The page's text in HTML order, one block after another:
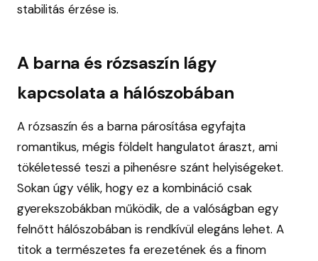
stabilitás érzése is.
A barna és rózsaszín lágy
kapcsolata a hálószobában
A rózsaszín és a barna párosítása egyfajta
romantikus, mégis földelt hangulatot áraszt, ami
tökéletessé teszi a pihenésre szánt helyiségeket.
Sokan úgy vélik, hogy ez a kombináció csak
gyerekszobákban működik, de a valóságban egy
felnőtt hálószobában is rendkívül elegáns lehet. A
titok a természetes fa erezetének és a finom